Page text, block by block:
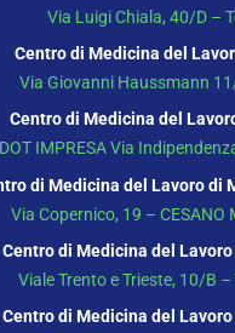
Via Luigi Chiala, 40/D –
Centro di Medicina del
Via Giovanni Haussmann
Centro di Medicina del
DOT IMPRESA Via
di Medicina del Lavoro di
Via Copernico, 19 – CESANO
Centro di Medicina del
Viale Trento e Trieste, 10/B –
Centro di Medicina del